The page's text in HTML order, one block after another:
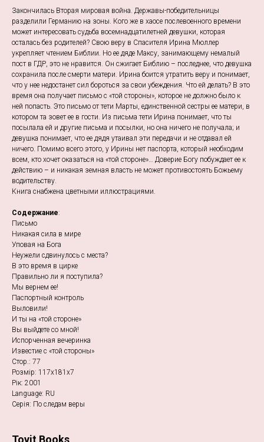
Закончилась Вторая мировая война. Державы-победительницы
разделили Германию на зоны. Кого же в хаосе послевоенного времени
может интересовать судьба восемнадцатилетней девушки, которая
осталась без родителей? Свою веру в Спасителя Ирина Мюллер
укрепляет чтением Библии. Но ее дяде Максу, занимающему немалый
пост в ГДР, это не нравится. Он сжигает Библию – последнее, что девушка
сохранила после смерти матери. Ирина боится утратить веру и понимает,
что у нее недостанет сил бороться за свои убеждения. Что ей делать? В это
время она получает письмо с «той стороны», которое не должно было к
ней попасть. Это письмо от тети Марты, единственной сестры ее матери, в
котором та зовет ее в гости. Из письма тети Ирина понимает, что ты
посылала ей и другие письма и посылки, но она ничего не получала; и
девушка понимает, что ее дядя утаивал эти передачи и не отдавал ей
ничего. Помимо всего этого, у Ирины нет паспорта, который необходим
всем, кто хочет оказаться на «той стороне»… Доверие Богу побуждает ее к
действию – и никакая земная власть не может противостоять Божьему
водительству.
Книга снабжена цветными иллюстрациями.
Содержание:
Письмо
Никакая сила в мире
Уповая на Бога
Неужели сдвинулось с места?
В это время в цирке
Правильно ли я поступила?
Мы вернем ее!
Паспортный контроль
Выловили!
И ты на «той стороне»
Вы выйдете со мной!
Испорченная вечеринка
Известие с «той стороны»
Стор.: 77
Розмір: 117х181х7
Рік: 2001
Language: RU
Серія: По следам веры
Tovit Books